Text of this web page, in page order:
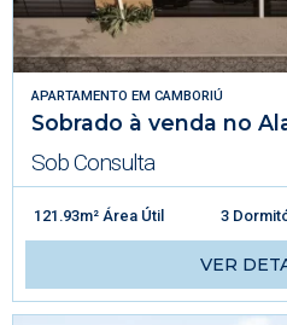
APARTAMENTO EM CAMBORIÚ
Sobrado à venda no
Sob Consulta
121.93m² Área Útil 3
VER